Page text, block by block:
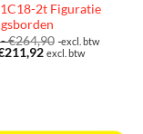
2t Figuratie
-€264,90 Prijsklasse:
€113,25
excl. btw
211,92Prijsklasse:
excl. btw